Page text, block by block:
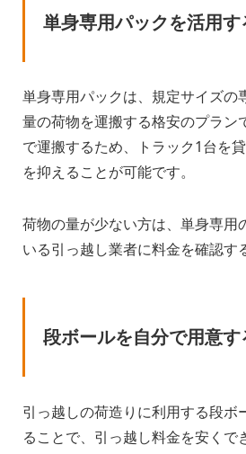
単身専用パックを活用す
単身専用パックは、規定サイズの
量の荷物を運搬する格安のプラン
で運搬するため、トラック1台を
を抑えることが可能です。
荷物の量が少ない方は、単身専用
いる引っ越し業者に料金を確認す
段ボールを自分で用意す
引っ越しの荷造りに利用する段ボ
ることで、引っ越し料金を安くで